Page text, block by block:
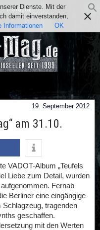
Instagram
19. September 2012
am 31.10.
VADOT-Album „Teufels
Liebe zum Detail, wurden
Fernab
Berliner eine eingängige
tragenden
geschaffen.
mit den Werten
Dienste. Mit der
damit einverstanden,
Informationen OK